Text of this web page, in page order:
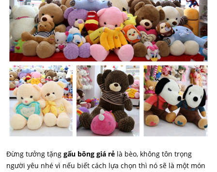
Đừng tưởng tặnggấu bông giá rẻ là bèo, không tôn trọng
người yêu nhé vì nếu biết cách lựa chọn thì nó sẽ là một món